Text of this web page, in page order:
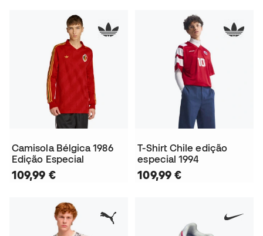
Camisola Bélgica 1986
Edição Especial
109,99 €
T-Shirt Chile edição
especial 1994
109,99 €